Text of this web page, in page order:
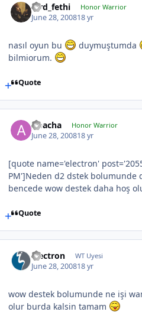
lord_fethi Honor Warrior
June 28, 200818 yr
nasıl oyun bu duymuştumda
bilmiorum.
Quote
Apacha Honor Warrior
June 28, 200818 yr
[quote name='electron'
PM']Neden d2 dstek bolumunde
bencede wow destek daha hoş
Quote
electron WT Uyesi
June 28, 200818 yr
wow destek bolumunde ne işi
olur burda kalsin tamam